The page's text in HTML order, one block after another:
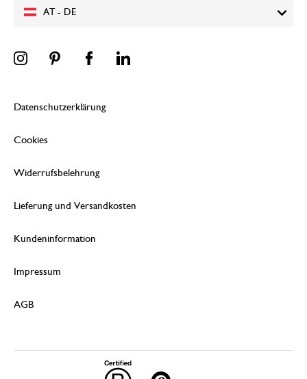
AT - DE
Datenschutzerklärung
Cookies
Widerrufsbelehrung
Lieferung und Versandkosten
Kundeninformation
Impressum
AGB